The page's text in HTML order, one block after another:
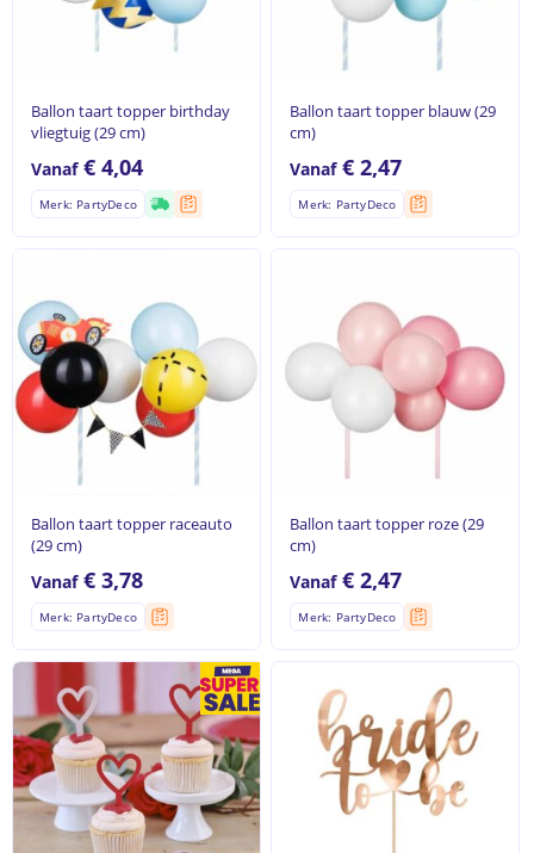
Ballon taart topper birthday
vliegtuig (29 cm)
Vanaf€ 4,04
Merk: PartyDeco
Ballon taart topper blauw (29
cm)
Vanaf€2,47
Merk: PartyDeco
Ballon taart topper raceauto
(29 cm)
Vanaf€ 3,78
Merk: PartyDeco
Ballon taart topper roze (29
cm)
Vanaf€2,47
Merk: PartyDeco